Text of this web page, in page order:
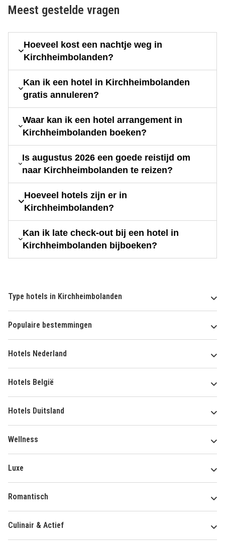
Meest gestelde vragen
Hoeveel kost een nachtje weg in
Kirchheimbolanden?
Kan ik een hotel in Kirchheimbolanden
gratis annuleren?
Waar kan ik een hotel arrangement in
Kirchheimbolanden boeken?
Is augustus 2026 een goede reistijd om
naar Kirchheimbolanden te reizen?
Hoeveel hotels zijn er in
Kirchheimbolanden?
Kan ik late check-out bij een hotel in
Kirchheimbolanden bijboeken?
Type hotels in Kirchheimbolanden
Populaire bestemmingen
Hotels Nederland
Hotels België
Hotels Duitsland
Wellness
Luxe
Romantisch
Culinair & Actief